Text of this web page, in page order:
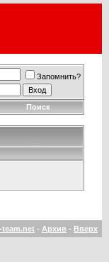
Запомнить?
Поиск
- Архив - Вверх